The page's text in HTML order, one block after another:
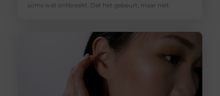
soms wat ontbreekt. Dat het gebeurt, maar niet